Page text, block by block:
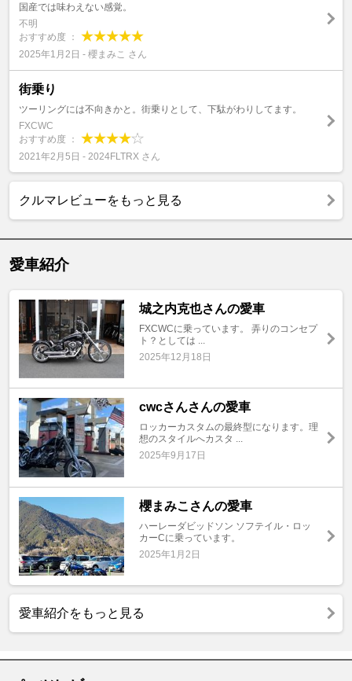
国産では味わえない感覚。
不明
おすすめ度 ：
2025年1月2日 - 櫻まみこ さん
街乗り
ツーリングには不向きかと。街乗りとして、下駄がわりしてます。
FXCWC
おすすめ度 ：
2021年2月5日 - 2024FLTRX さん
クルマレビューをもっと見る
愛車紹介
城之内克也さんの愛車
FXCWCに乗っています。 弄りのコンセプ
ト？としては ...
2025年12月18日
cwcさんさんの愛車
ロッカーカスタムの最終型になります。理
想のスタイルへカスタ ...
2025年9月17日
櫻まみこさんの愛車
ハーレーダビッドソン ソフテイル・ロッ
カーCに乗っています。
2025年1月2日
愛車紹介をもっと見る